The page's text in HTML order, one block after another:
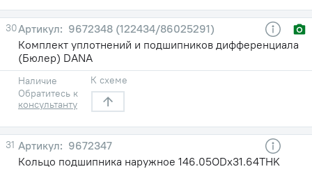
30
9672348 (122434/86025291)
Комплект уплотнений и подшипников дифференциала
(Бюлер) DANA
Наличие
Обратитесь к
консультанту
К схеме
31
9672347
Кольцо подшипника наружное 146.05ODх31.64THK